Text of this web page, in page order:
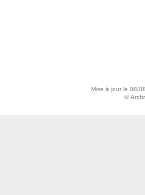
Mise à jour le 08/
©